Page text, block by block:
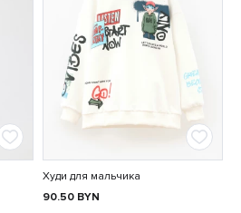
Худи для мальчика
90.50 BYN